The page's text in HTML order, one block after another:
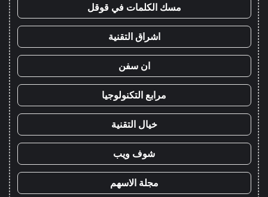
مسك الكلمات في قوقل
اشراق التقنية
ان سفن
مرابع التكنولوجيا
خيال التقنية
شوف ويب
مجلة الاسهم